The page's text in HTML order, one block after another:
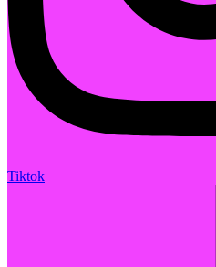
Tiktok